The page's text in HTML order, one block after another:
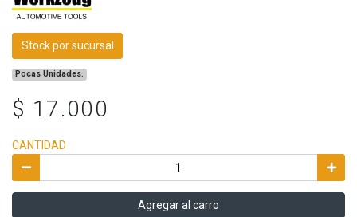
Stock por sucursal
Pocas Unidades.
$ 17.000
CANTIDAD
Agregar al carro